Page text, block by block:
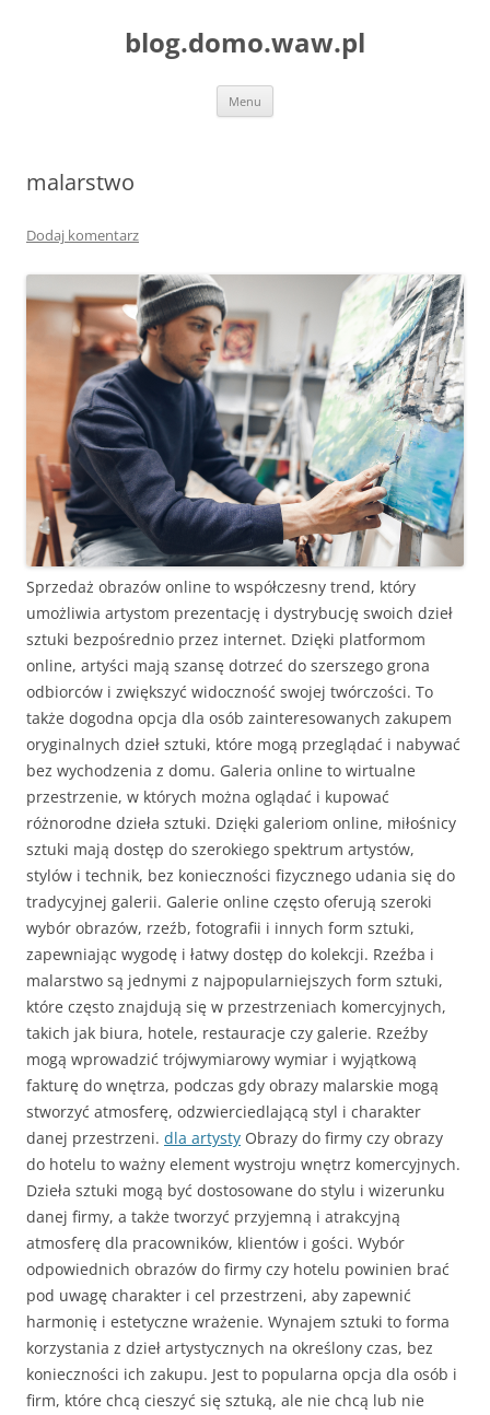
blog.domo.waw.pl
Menu
malarstwo
Dodaj komentarz
Sprzedaż obrazów online to współczesny trend, który
umożliwia artystom prezentację i dystrybucję swoich dzieł
sztuki bezpośrednio przez internet. Dzięki platformom
online, artyści mają szansę dotrzeć do szerszego grona
odbiorców i zwiększyć widoczność swojej twórczości. To
także dogodna opcja dla osób zainteresowanych zakupem
oryginalnych dzieł sztuki, które mogą przeglądać i nabywać
bez wychodzenia z domu. Galeria online to wirtualne
przestrzenie, w których można oglądać i kupować
różnorodne dzieła sztuki. Dzięki galeriom online, miłośnicy
sztuki mają dostęp do szerokiego spektrum artystów,
stylów i technik, bez konieczności fizycznego udania się do
tradycyjnej galerii. Galerie online często oferują szeroki
wybór obrazów, rzeźb, fotografii i innych form sztuki,
zapewniając wygodę i łatwy dostęp do kolekcji. Rzeźba i
malarstwo są jednymi z najpopularniejszych form sztuki,
które często znajdują się w przestrzeniach komercyjnych,
takich jak biura, hotele, restauracje czy galerie. Rzeźby
mogą wprowadzić trójwymiarowy wymiar i wyjątkową
fakturę do wnętrza, podczas gdy obrazy malarskie mogą
stworzyć atmosferę, odzwierciedlającą styl i charakter
danej przestrzeni. dla artysty Obrazy do firmy czy obrazy
do hotelu to ważny element wystroju wnętrz komercyjnych.
Dzieła sztuki mogą być dostosowane do stylu i wizerunku
danej firmy, a także tworzyć przyjemną i atrakcyjną
atmosferę dla pracowników, klientów i gości. Wybór
odpowiednich obrazów do firmy czy hotelu powinien brać
pod uwagę charakter i cel przestrzeni, aby zapewnić
harmonię i estetyczne wrażenie. Wynajem sztuki to forma
korzystania z dzieł artystycznych na określony czas, bez
konieczności ich zakupu. Jest to popularna opcja dla osób i
firm, które chcą cieszyć się sztuką, ale nie chcą lub nie